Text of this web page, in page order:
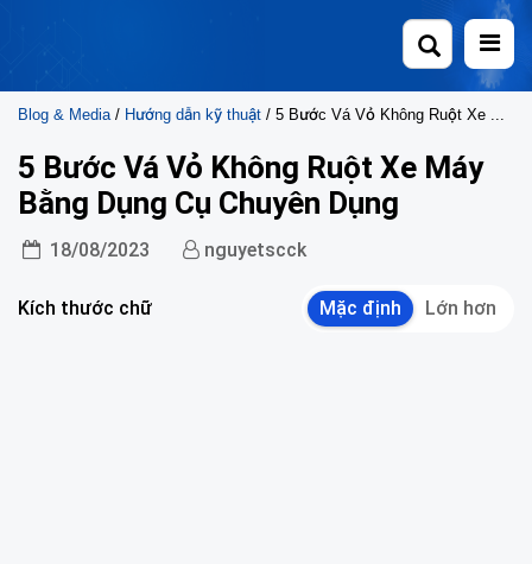
Blog & Media / Hướng dẫn kỹ thuật / 5 Bước Vá Vỏ Không Ruột Xe Máy Bằng Dụng Cụ Chuyên Dụng
5 Bước Vá Vỏ Không Ruột Xe Máy
Bằng Dụng Cụ Chuyên Dụng
18/08/2023 nguyetscck
Kích thước chữ Mặc định Lớn hơn